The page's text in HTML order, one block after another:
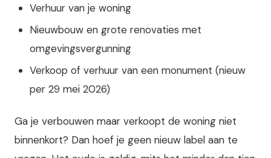
Verhuur van je woning
Nieuwbouw en grote renovaties met
omgevingsvergunning
Verkoop of verhuur van een monument (nieuw
per 29 mei 2026)
Ga je verbouwen maar verkoopt de woning niet
binnenkort? Dan hoef je geen nieuw label aan te